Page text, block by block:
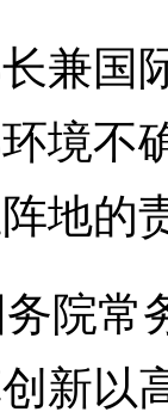
国
境不
地的
常
新以